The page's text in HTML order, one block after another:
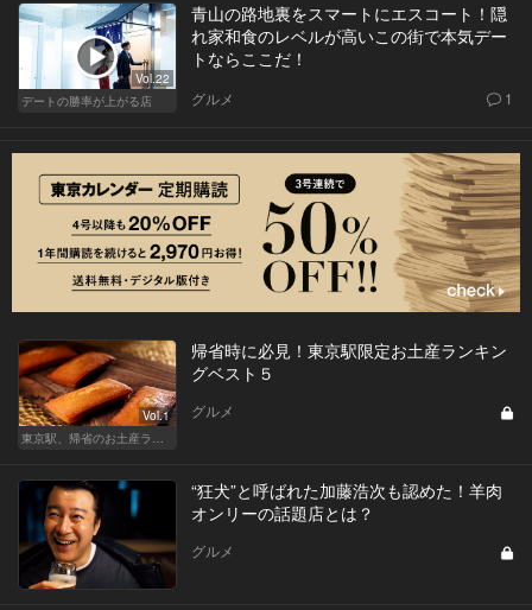
Vol.22
デートの勝率が上がる店
青山の路地裏をスマートにエスコート！隠
れ家和食のレベルが高いこの街で本気デー
トならここだ！
グルメ 1
Vol.1
東京駅、帰省のお土産ランキング
帰省時に必見！東京駅限定お土産ランキン
グベスト５
グルメ
“狂犬”と呼ばれた加藤浩次も認めた！羊肉
オンリーの話題店とは？
グルメ